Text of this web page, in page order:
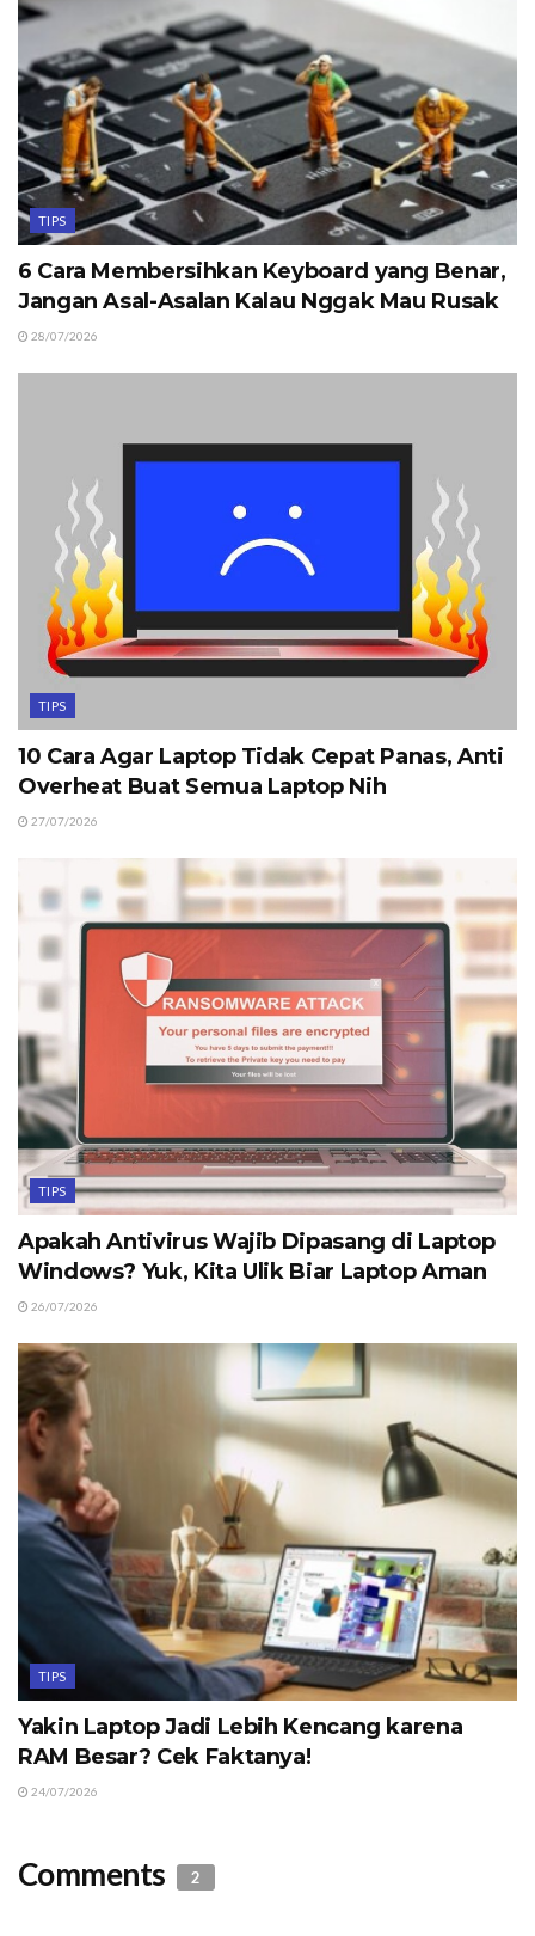
TIPS
6 Cara Membersihkan Keyboard yang Benar,
Jangan Asal-Asalan Kalau Nggak Mau Rusak
28/07/2026
TIPS
10 Cara Agar Laptop Tidak Cepat Panas, Anti
Overheat Buat Semua Laptop Nih
27/07/2026
TIPS
Apakah Antivirus Wajib Dipasang di Laptop
Windows? Yuk, Kita Ulik Biar Laptop Aman
26/07/2026
TIPS
Yakin Laptop Jadi Lebih Kencang karena
RAM Besar? Cek Faktanya!
24/07/2026
Comments 2